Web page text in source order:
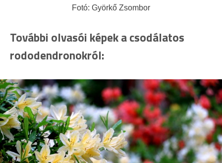
Fotó: Györkő Zsombor
További olvasói képek a csodálatos
rododendronokról: